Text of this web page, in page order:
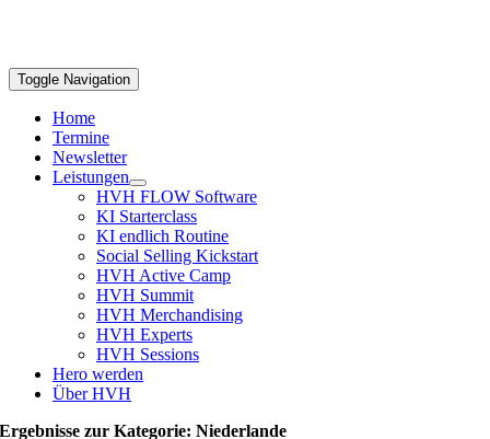
Toggle Navigation
Home
Termine
Newsletter
Leistungen
HVH FLOW Software
KI Starterclass
KI endlich Routine
Social Selling Kickstart
HVH Active Camp
HVH Summit
HVH Merchandising
HVH Experts
HVH Sessions
Hero werden
Über HVH
Ergebnisse zur Kategorie: Niederlande